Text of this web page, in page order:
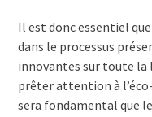
Il est donc essentiel
dans le processus
innovantes sur toute la
prêter attention à
sera fondamental que